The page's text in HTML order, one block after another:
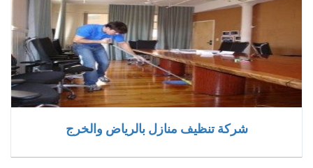
شركة تنظيف منازل بالرياض والخرج